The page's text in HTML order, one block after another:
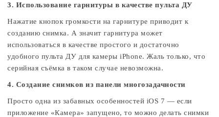
3. Использование гарнитуры в качестве пульта ДУ
Нажатие кнопок громкости на гарнитуре приводит к
созданию снимка. А значит гарнитура может
использоваться в качестве простого и достаточно
удобного пульта ДУ для камеры iPhone. Жаль только, что
серийная съёмка в таком случае невозможна.
4. Создание снимков из панели многозадачности
Просто одна из забавных особенностей iOS 7 — если
приложение «Камера» запущено, то можно делать снимки